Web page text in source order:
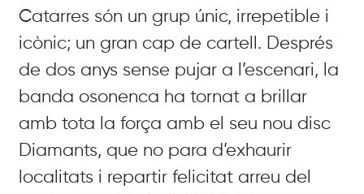
Catarres són un grup únic, irrepetible i
icònic; un gran cap de cartell. Després
de dos anys sense pujar a l’escenari, la
banda osonenca ha tornat a brillar
amb tota la força amb el seu nou disc
Diamants, que no para d’exhaurir
localitats i repartir felicitat arreu del